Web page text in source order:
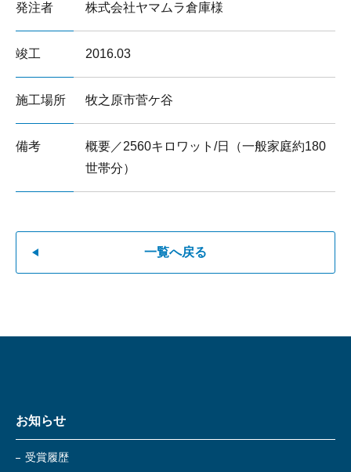
発注者 株式会社ヤマムラ倉庫様
竣工 2016.03
施工場所 牧之原市菅ケ谷
備考
概要／2560キロワット/日（一般家庭約180
世帯分）
一覧へ戻る
お知らせ
受賞履歴